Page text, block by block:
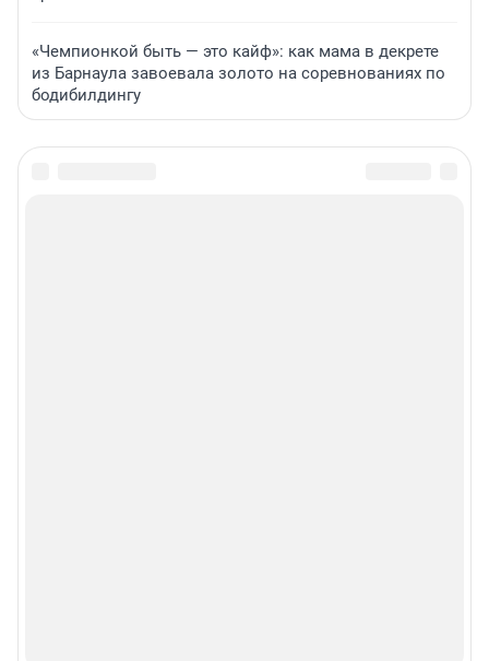
«Чемпионкой быть — это кайф»: как мама в декрете
из Барнаула завоевала золото на соревнованиях по
бодибилдингу